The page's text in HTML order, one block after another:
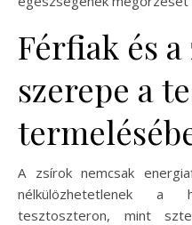
Férfiak és
szerepe a
A zsírok nemcsak
nélkülözhetetlenek a
tesztoszteron, mint